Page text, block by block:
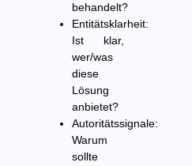
behandelt?
Entitätsklarheit:
Ist klar,
wer/was
diese
Lösung
anbietet?
Autoritätssignale:
Warum
sollte